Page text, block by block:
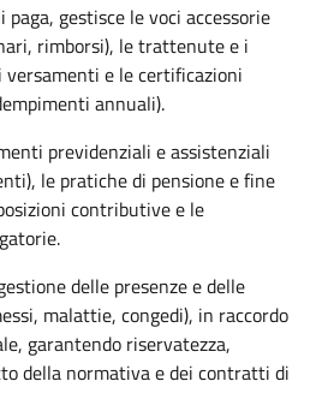
paga, gestisce le voci accessorie
rimborsi), le trattenute e i
versamenti e le certificazioni
annuali).
previdenziali e assistenziali
le pratiche di pensione e fine
contributive e le
delle presenze e delle
malattie, congedi), in raccordo
garantendo riservatezza,
della normativa e dei contratti di